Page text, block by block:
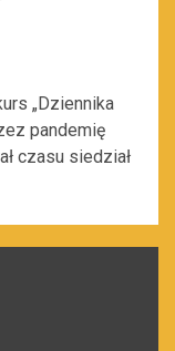
„Dziennika
pandemię
czasu siedział